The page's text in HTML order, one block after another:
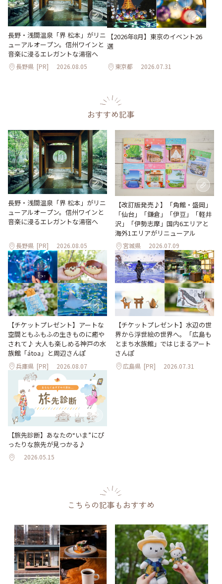
長野・浅間温泉「界 松本」がリニ
ューアルオープン。信州ワインと
音楽に浸るエレガントな湯宿へ
長野県 [PR] 2026.08.05
【2026年8月】東京のイベント26
選
東京都 2026.07.31
おすすめ記事
長野・浅間温泉「界 松本」がリニ
ューアルオープン。信州ワインと
音楽に浸るエレガントな湯宿へ
長野県 [PR] 2026.08.05
【改訂版発売♪】「角館・盛岡」
「仙台」「鎌倉」「伊豆」「軽井
沢」「伊勢志摩」国内6エリアと
海外1エリアがリニューアル
宮城県 2026.07.09
【チケットプレゼント】アートな
空間ともふもふの生きものに癒や
されて♪ 大人も楽しめる神戸の水
族館「átoa」と周辺さんぽ
兵庫県 [PR] 2026.08.07
【チケットプレゼント】水辺の世
界から浮世絵の世界へ。「広島も
とまち水族館」ではじまるアート
さんぽ
広島県 [PR] 2026.07.31
【旅先診断】あなたの“いま”にぴ
ったりな旅先が見つかる♪
2026.05.15
こちらの記事もおすすめ